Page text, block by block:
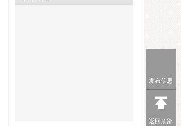
发布信息
返回顶部